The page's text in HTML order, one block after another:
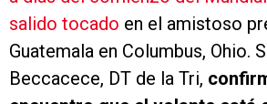
salido tocado en el amistoso
Guatemala en Columbus, Ohio.
Beccacece, DT de la Tri,